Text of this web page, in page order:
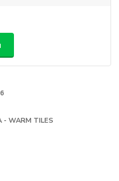
- WARM TILES